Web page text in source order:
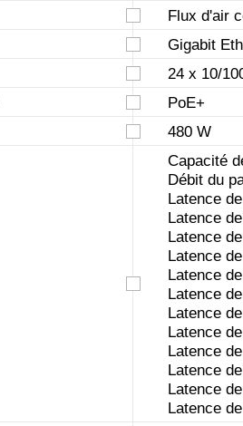
Flux d'air
Gigabit
24 x 10/
PoE+
480 W
Capacité
Débit du
Latence
Latence
Latence
Latence
Latence
Latence
Latence
Latence
Latence
Latence
Latence
Latence